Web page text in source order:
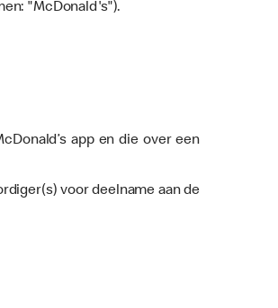
"McDonald's").
app en die over een
voor deelname aan de